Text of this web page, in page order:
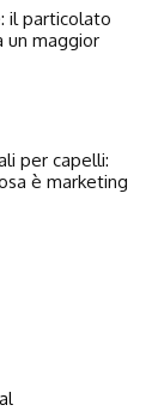
il particolato
un maggior
per capelli:
è marketing